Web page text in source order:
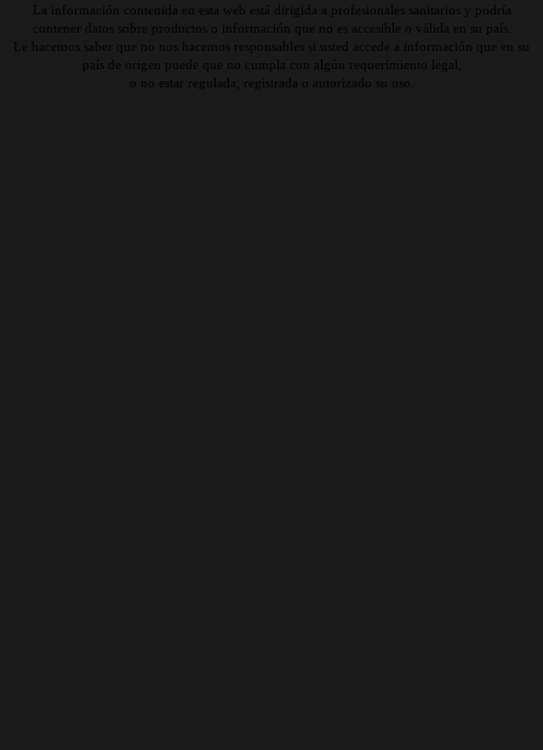
La información contenida en esta web está dirigida a profesionales sanitarios y podría
contener datos sobre productos o información que no es accesible o válida en su país.
Le hacemos saber que no nos hacemos responsables si usted accede a información que en su
país de origen puede que no cumpla con algún requerimiento legal,
o no estar regulada, registrada o autorizado su uso.